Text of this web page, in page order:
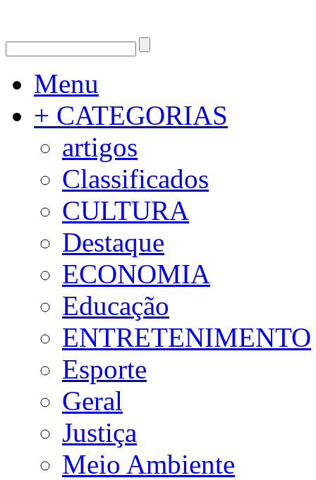
Menu
+ CATEGORIAS
artigos
Classificados
CULTURA
Destaque
ECONOMIA
Educação
ENTRETENIMENTO
Esporte
Geral
Justiça
Meio Ambiente